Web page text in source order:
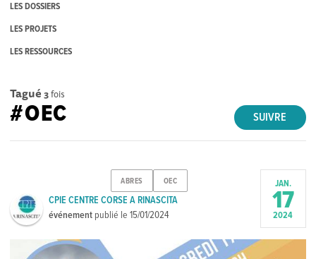
LES DOSSIERS
LES PROJETS
LES RESSOURCES
Tagué 3fois
SUIVRE
#OEC
ABRES OEC
CPIE CENTRE CORSE A RINASCITA
événement publié le15/01/2024
JAN.
17
2024